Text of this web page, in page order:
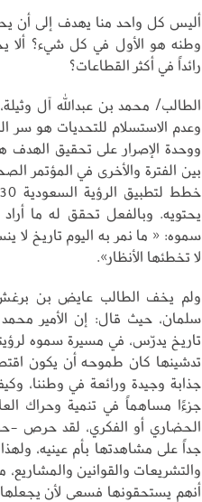
أليس كل واحد منا يهدف إلى أن
وطنه هو الأول في كل شيء؟ ألا
رائداً في أكثر القطاعات؟
الطالب/ محمد بن عبدالله آل
وعدم الاستسلام للتحديات هو سر
ووحدة الإصرار على تحقيق الهدف
بين الفترة والأخرى في المؤتمر
يحتويه. وبالفعل تحقق له ما أراد
سموه: « ما نمر به اليوم تاريخ لا
لا تخطئها الأنظار».
ولم يخف الطالب عايض بن برغش
سلمان، حيث قال: إن الأمير
تدشينها كان طموحه أن يكون
جذابة وجيدة ورائعة في وطننا،
جزءًا مساهماً في تنمية وحراك
الحضاري أو الفكري، لقد حرص -
جداً على مشاهدتها بأم عينيه،
والتشريعات والقوانين
أنهم يستحقونها فسعى لأن